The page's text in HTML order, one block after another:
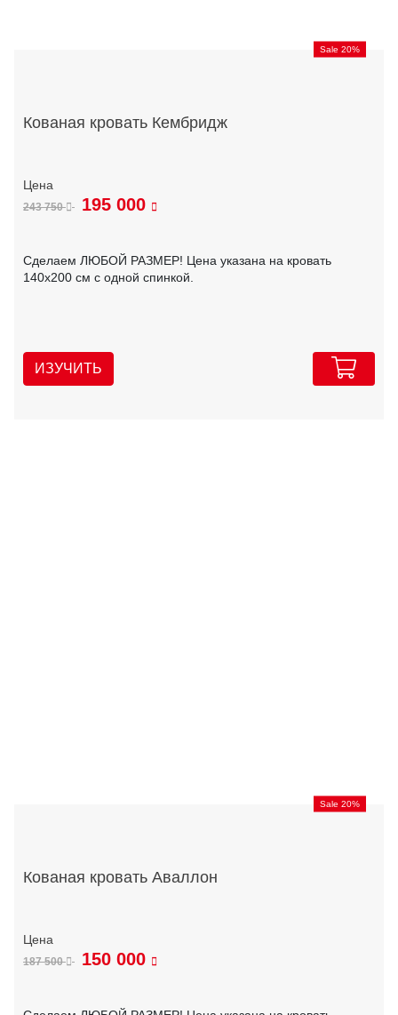
Sale 20%
Кованая кровать Кембридж
243 750 195 000
Сделаем ЛЮБОЙ РАЗМЕР! Цена указана на кровать
140х200 см с одной спинкой.
ИЗУЧИТЬ
Sale 20%
Кованая кровать Аваллон
187 500 150 000